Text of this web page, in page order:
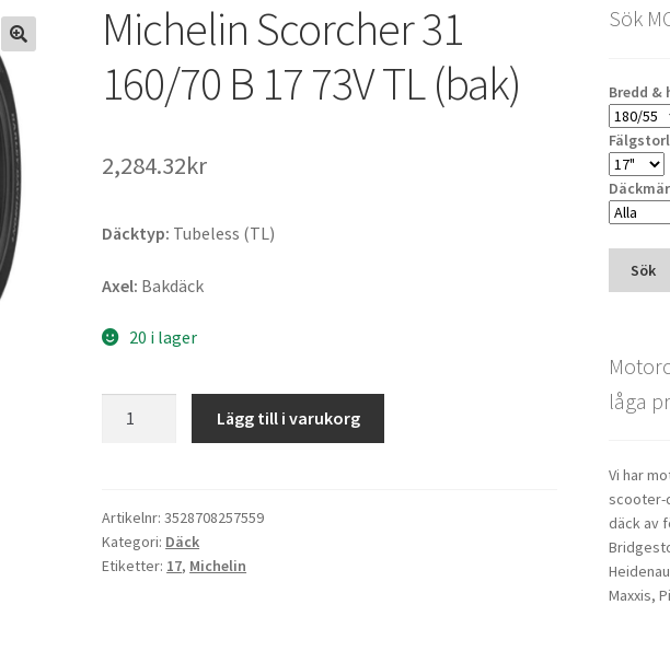
Michelin Scorcher 31
160/70 B 17 73V TL (bak)
2,284.32kr
Däcktyp: Tubeless (TL)
Axel: Bakdäck
20 i lager
B
17
73V
Lägg till i varukorg
Artikelnr:3528708257559
Kategori: Däck
Etiketter: 17, Michelin
Sök
Bredd &
Sök
låga
Vi har
scooter-
däck av
Maxxis,